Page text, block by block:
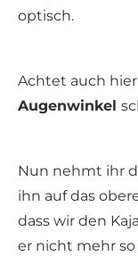
optisch.
Achtet auch
Augenwinkel
Nun nehmt ihr
ihn auf das
dass wir den
er nicht mehr